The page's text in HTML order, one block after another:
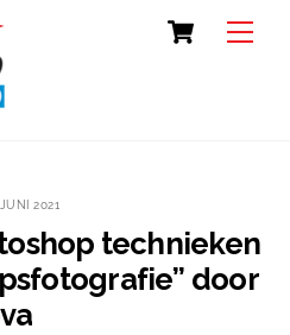
Cart
2021
technieken
door